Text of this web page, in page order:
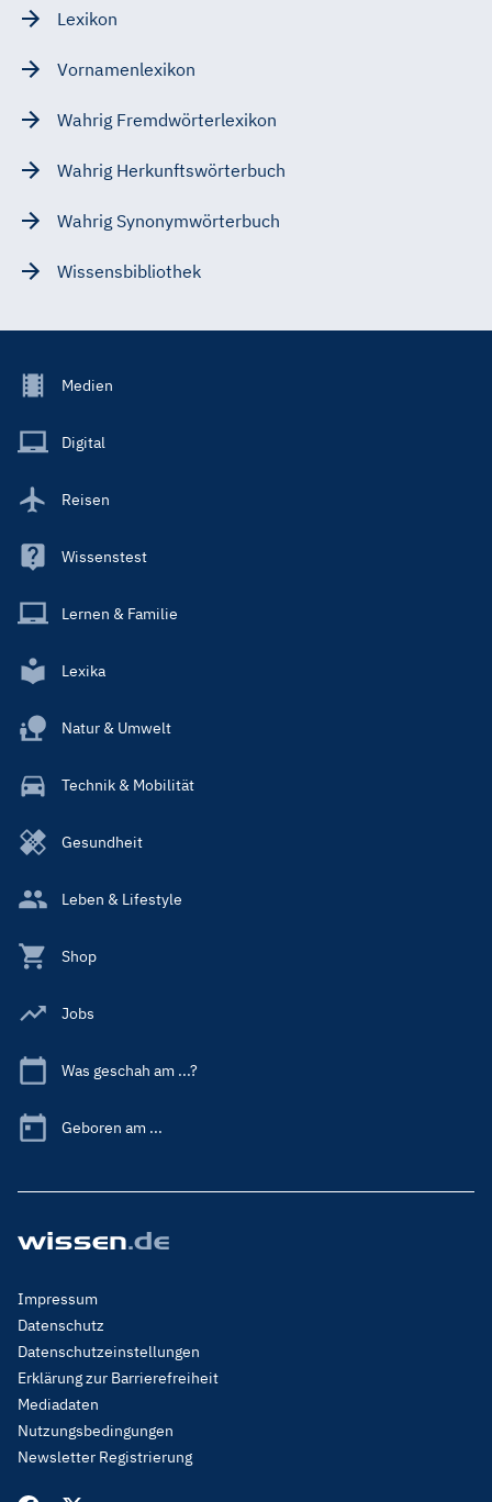
Lexikon
Vornamenlexikon
Wahrig Fremdwörterlexikon
Wahrig Herkunftswörterbuch
Wahrig Synonymwörterbuch
Wissensbibliothek
Footer
Main
Medien
Digital
Reisen
Wissenstest
Lernen & Familie
Lexika
Natur & Umwelt
Technik & Mobilität
Gesundheit
Leben & Lifestyle
Shop
Jobs
Was geschah am ...?
Geboren am ...
Footer
Menu
Legal
Impressum
Datenschutz
Datenschutzeinstellungen
Erklärung zur Barrierefreiheit
Mediadaten
Nutzungsbedingungen
Newsletter Registrierung